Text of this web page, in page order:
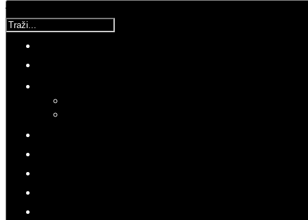
Traži...
Molimo ocijenite
PRESS